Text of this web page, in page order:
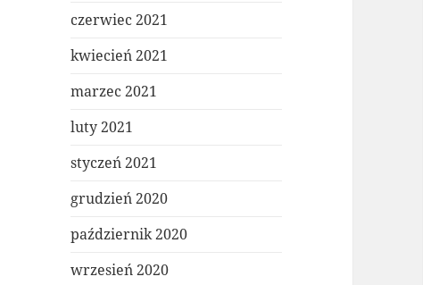
czerwiec 2021
kwiecień 2021
marzec 2021
luty 2021
styczeń 2021
grudzień 2020
październik 2020
wrzesień 2020